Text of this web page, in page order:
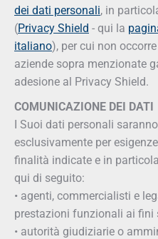
dei dati personali, in
(Privacy Shield - qui la
italiano), per cui non
aziende sopra menzionate
adesione al Privacy Shield.
COMUNICAZIONE DEI DATI
I Suoi dati personali
esclusivamente per
finalità indicate e in
qui di seguito:
• agenti, commercialisti e
prestazioni funzionali ai fini
• autorità giudiziarie o